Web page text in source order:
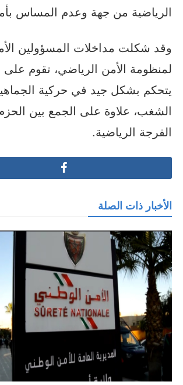
الرياضية من جهة وعدم المساس
وقد شكلت مداخلات المسؤولين
لمنظومة الأمن الرياضي، تقوم على
يتحكم بشكل جيد في حركية
الشغب، علاوة على الجمع بين
الفرجة الرياضية.
الأخبار ذات الصلة